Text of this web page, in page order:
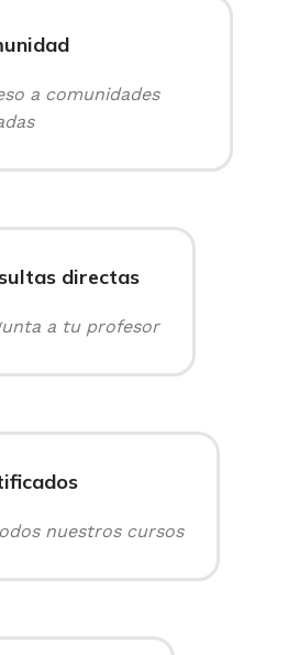
a comunidades
directas
a tu profesor
nuestros cursos